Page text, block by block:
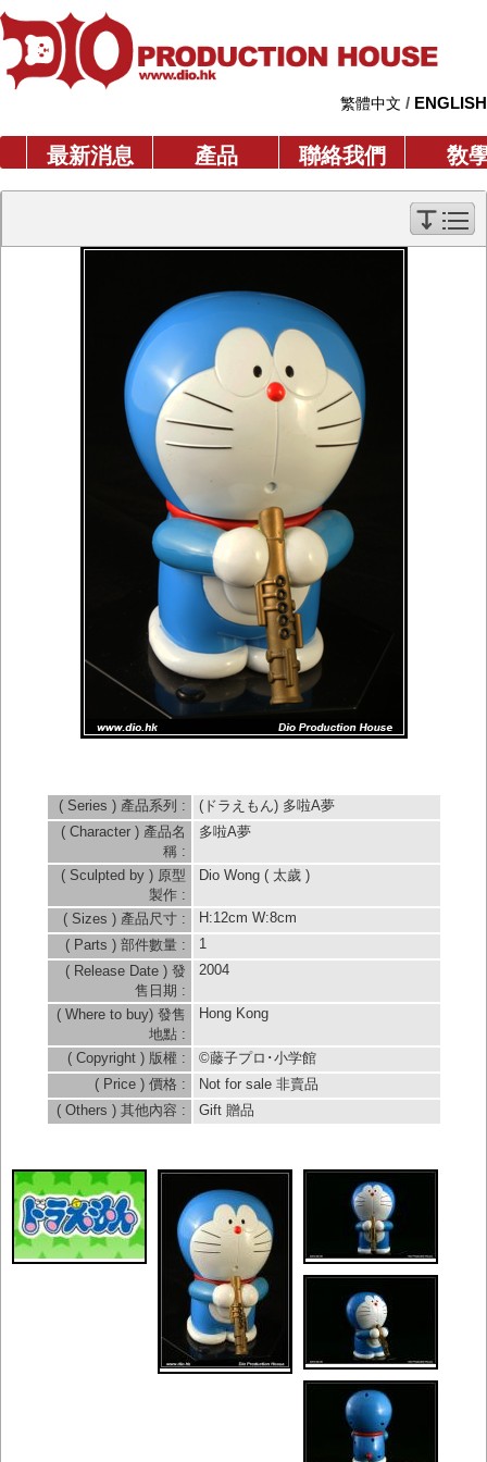
繁體中文 / ENGLISH
最新消息 產品 聯絡我們 敎
( Series ) 產品系列 :
(ドラえもん) 多啦A夢
( Character ) 產品名
稱 :
多啦A夢
( Sculpted by ) 原型
製作 :
Dio Wong ( 太歲 )
( Sizes ) 產品尺寸 :
H:12cm W:8cm
( Parts ) 部件數量 :
1
( Release Date ) 發
售日期 :
2004
( Where to buy) 發售
地點 :
Hong Kong
( Copyright ) 版權 :
©藤子プロ･小学館
( Price ) 價格 :
Not for sale 非賣品
( Others ) 其他內容 :
Gift 贈品
注塑及搪膠公仔